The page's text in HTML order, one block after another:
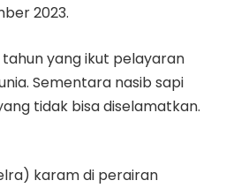
2023.
yang ikut pelayaran
Sementara nasib sapi
tidak bisa diselamatkan.
karam di perairan